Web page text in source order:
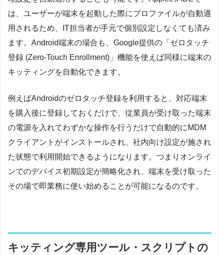
は、ユーザーが端末を起動した際にプロファイルが自動適
用されるため、IT担当者が手元で個別設定しなくても済み
ます。Android端末の場合も、Google提供の「ゼロタッチ
登録 (Zero-Touch Enrollment)」機能を使えば同様に端末の
キッティングを自動化できます。
例えばAndroidのゼロタッチ登録を利用すると、対応端末
を購入後に登録しておくだけで、従業員が受け取った端末
の電源を入れてわずかな操作を行うだけで自動的にMDM
クライアントがインストールされ、社内向け設定が施され
た状態で利用開始できるようになります。つまりオンライ
ンでのデバイス初期設定が簡略化され、端末を受け取った
その場で即業務に使い始めることが可能になるのです。
キッティング専用ツール・スクリプトの